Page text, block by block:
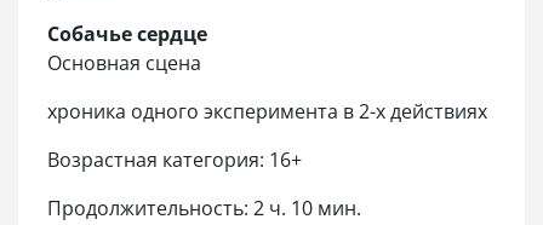
Собачье сердце
Основная сцена
хроника одного эксперимента в 2-х действиях
Возрастная категория: 16+
Продолжительность: 2 ч. 10 мин.